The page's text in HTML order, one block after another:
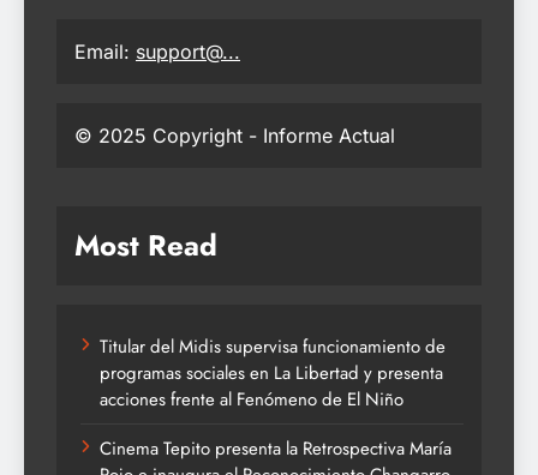
Email: support@...
© 2025 Copyright - Informe Actual
Most Read
Titular del Midis supervisa funcionamiento de
programas sociales en La Libertad y presenta
acciones frente al Fenómeno de El Niño
Cinema Tepito presenta la Retrospectiva María